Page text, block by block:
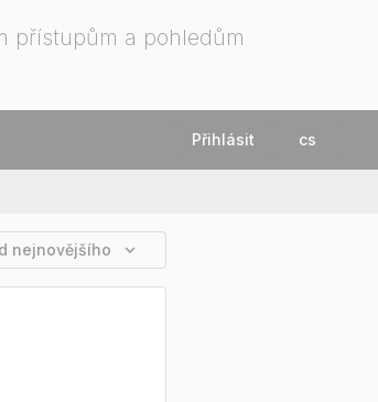
přístupům a pohledům
Přihlásit cs
nejnovějšího expand_more